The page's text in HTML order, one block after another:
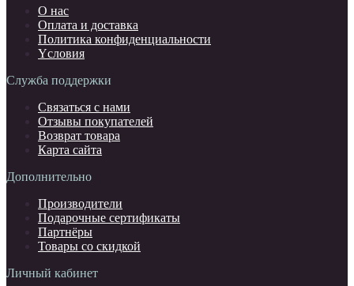
О нас
Оплата и доставка
Политика конфиденциальности
Yсловия
Служба поддержки
Связаться с нами
Отзывы покупателей
Возврат товара
Карта сайта
Дополнительно
Производители
Подарочные сертификаты
Партнёры
Товары со скидкой
Личный кабинет